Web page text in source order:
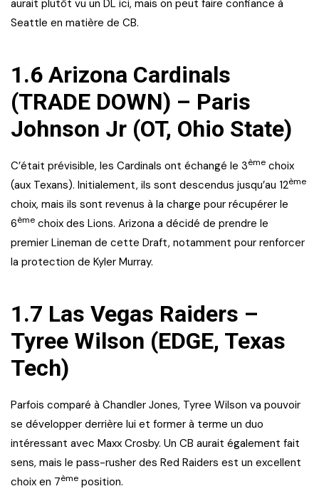
aurait plutôt vu un DL ici, mais on peut faire confiance à
Seattle en matière de CB.
1.6 Arizona Cardinals
(TRADE DOWN) – Paris
Johnson Jr (OT, Ohio State)
C’était prévisible, les Cardinals ont échangé le 3ème choix
(aux Texans). Initialement, ils sont descendus jusqu’au 12ème
choix, mais ils sont revenus à la charge pour récupérer le
6ème choix des Lions. Arizona a décidé de prendre le
premier Lineman de cette Draft, notamment pour renforcer
la protection de Kyler Murray.
1.7 Las Vegas Raiders –
Tyree Wilson (EDGE, Texas
Tech)
Parfois comparé à Chandler Jones, Tyree Wilson va pouvoir
se développer derrière lui et former à terme un duo
intéressant avec Maxx Crosby. Un CB aurait également fait
sens, mais le pass-rusher des Red Raiders est un excellent
choix en 7ème position.